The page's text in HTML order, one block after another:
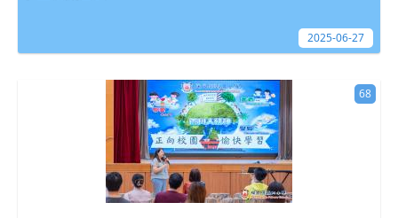
2025-06-27
68